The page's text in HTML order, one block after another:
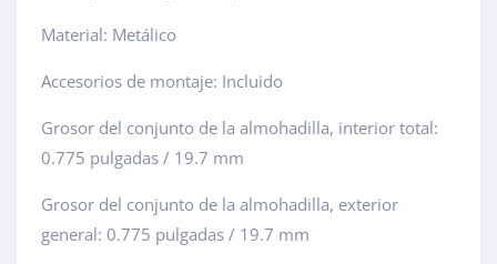
Material: Metálico
Accesorios de montaje: Incluido
Grosor del conjunto de la almohadilla, interior total:
0.775 pulgadas / 19.7 mm
Grosor del conjunto de la almohadilla, exterior
general: 0.775 pulgadas / 19.7 mm